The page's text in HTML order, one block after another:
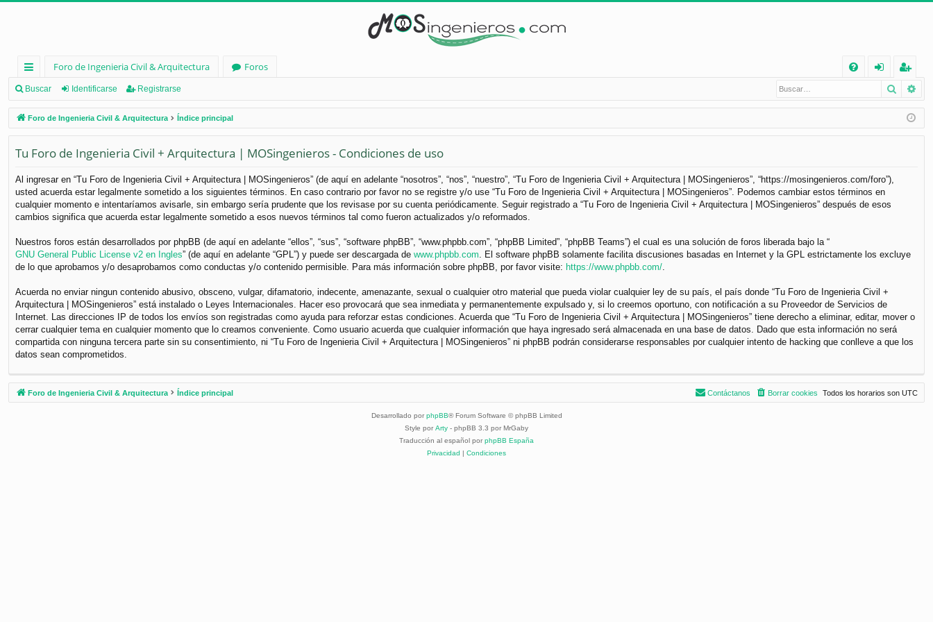
nl
ac
es
rá
pi
d
os
Foro de Ingenieria Civil & Arquitectura
Foros
Q
nt
ifi
e
eg
ist
ra
Buscar Identificarse Registrarse Buscar
Foro de Ingenieria Civil & Arquitectura Índice principal
Tu Foro de Ingenieria Civil + Arquitectura | MOSingenieros - Condiciones de uso
Al ingresar en “Tu Foro de Ingenieria Civil + Arquitectura | MOSingenieros” (de aquí en adelante “nosotros”, “nos”, “nuestro”, “Tu Foro de Ingenieria Civil + Arquitectura | MOSingenieros”, “https://mosingenieros.com/foro”),
usted acuerda estar legalmente sometido a los siguientes términos. En caso contrario por favor no se registre y/o use “Tu Foro de Ingenieria Civil + Arquitectura | MOSingenieros”. Podemos cambiar estos términos en
cualquier momento e intentaríamos avisarle, sin embargo sería prudente que los revisase por su cuenta periódicamente. Seguir registrado a “Tu Foro de Ingenieria Civil + Arquitectura | MOSingenieros” después de esos
cambios significa que acuerda estar legalmente sometido a esos nuevos términos tal como fueron actualizados y/o reformados.
Nuestros foros están desarrollados por phpBB (de aquí en adelante “ellos”, “sus”, “software phpBB”, “www.phpbb.com”, “phpBB Limited”, “phpBB Teams”) el cual es una solución de foros liberada bajo la “
GNU General Public License v2 en Ingles” (de aquí en adelante “GPL”) y puede ser descargada de www.phpbb.com . El software phpBB solamente facilita discusiones basadas en Internet y la GPL estrictamente los excluye
de lo que aprobamos y/o desaprobamos como conductas y/o contenido permisible. Para más información sobre phpBB, por favor visite: https://www.phpbb.com/
Acuerda no enviar ningun contenido abusivo, obsceno, vulgar, difamatorio, indecente, amenazante, sexual o cualquier otro material que pueda violar cualquier ley de su país, el país donde “Tu Foro de Ingenieria Civil +
Arquitectura | MOSingenieros” está instalado o Leyes Internacionales. Hacer eso provocará que sea inmediata y permanentemente expulsado y, si lo creemos oportuno, con notificación a su Proveedor de Servicios de
Internet. Las direcciones IP de todos los envíos son registradas como ayuda para reforzar estas condiciones. Acuerda que “Tu Foro de Ingenieria Civil + Arquitectura | MOSingenieros” tiene derecho a eliminar, editar, mover o
cerrar cualquier tema en cualquier momento que lo creamos conveniente. Como usuario acuerda que cualquier información que haya ingresado será almacenada en una base de datos. Dado que esta información no será
compartida con ninguna tercera parte sin su consentimiento, ni “Tu Foro de Ingenieria Civil + Arquitectura | MOSingenieros” ni phpBB podrán considerarse responsables por cualquier intento de hacking que conlleve a que los
datos sean comprometidos.
Foro de Ingenieria Civil & Arquitectura Índice principal Todos los horarios son UTC
Borrar cookies
Contáctanos
Desarrollado por phpBB® Forum Software © phpBB Limited
Style por Arty - phpBB 3.3 por MrGaby
Traducción al español por phpBB España
Privacidad | Condiciones